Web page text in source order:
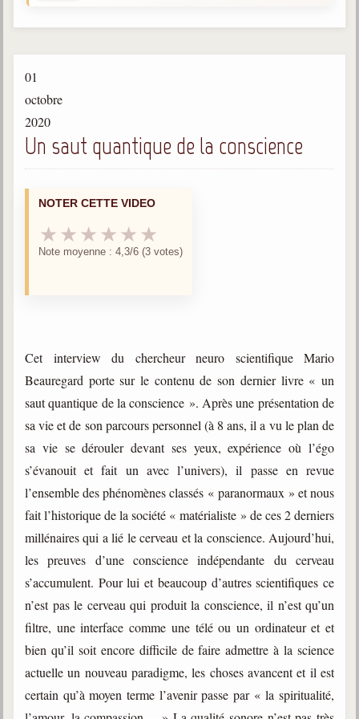
1910-2002
1927-2025
Bibliothèque
Ouvrages
Bibliothèque spirite
Newsletters
Sujets du mois
Citations
Maximes
Enregistrements
séance d'aide spirituelle
Diaporamas
Enseignement
Cours dispensés au Centre
L'Agora
Posez-nous des questions
01
octobre
2020
Un saut quantique de la conscience
NOTER CETTE VIDEO
★ ★ ★ ★ ★ ★
Note moyenne : 4,3/6 (3 votes)
Cet interview du chercheur neuro scientifique Mario
Beauregard porte sur le contenu de son dernier livre « un
saut quantique de la conscience ». Après une présentation de
sa vie et de son parcours personnel (à 8 ans, il a vu le plan de
sa vie se dérouler devant ses yeux, expérience où l’égo
s’évanouit et fait un avec l’univers), il passe en revue
l’ensemble des phénomènes classés « paranormaux » et nous
fait l’historique de la société « matérialiste » de ces 2 derniers
millénaires qui a lié le cerveau et la conscience. Aujourd’hui,
les preuves d’une conscience indépendante du cerveau
s’accumulent. Pour lui et beaucoup d’autres scientifiques ce
n’est pas le cerveau qui produit la conscience, il n’est qu’un
filtre, une interface comme une télé ou un ordinateur et et
bien qu’il soit encore difficile de faire admettre à la science
actuelle un nouveau paradigme, les choses avancent et il est
certain qu’à moyen terme l’avenir passe par « la spiritualité,